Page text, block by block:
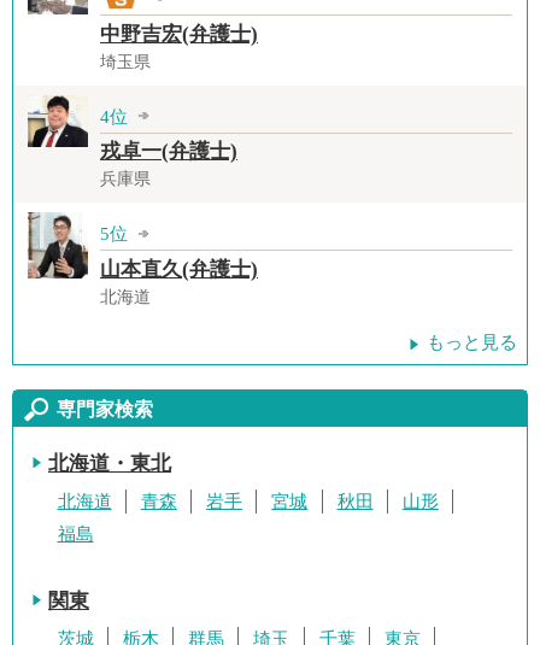
中野吉宏(弁護士)
埼玉県
4位
戎卓一(弁護士)
兵庫県
5位
山本直久(弁護士)
北海道
もっと見る
専門家検索
北海道・東北
北海道 青森 岩手 宮城 秋田
山形
福島
関東
茨城 栃木 群馬 埼玉 千葉
東京